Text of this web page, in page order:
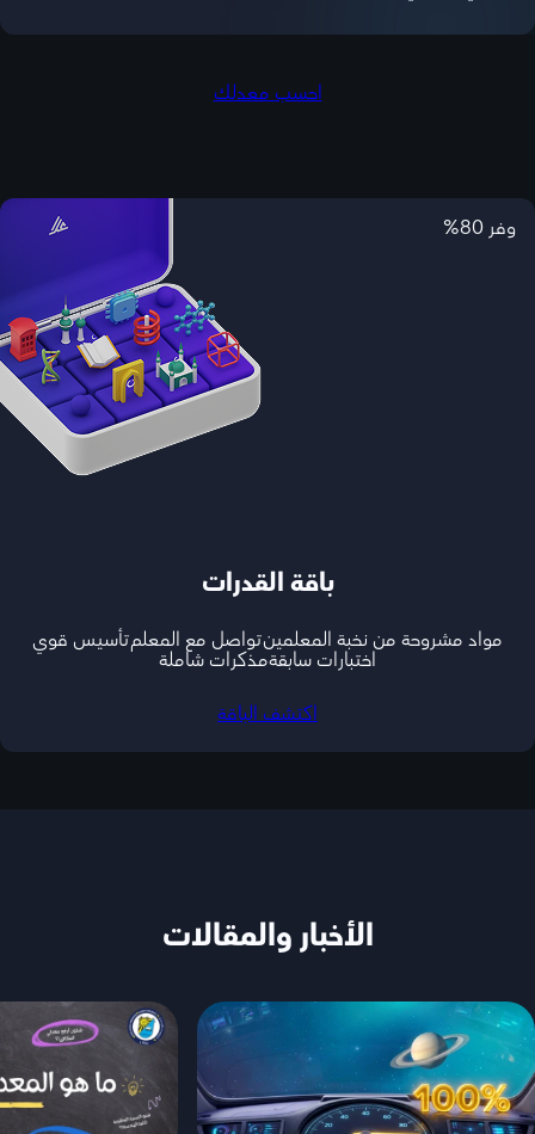
احسب معدلك
وفر 80%
باقة القدرات
مواد مشروحة من نخبة المعلمينتواصل مع المعلمتأسيس قوي
اختبارات سابقةمذكرات شاملة
اكتشف الباقة
الأخبار والمقالات